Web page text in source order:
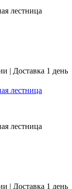
лестница
| Доставка 1 день
лестница
лестница
| Доставка 1 день